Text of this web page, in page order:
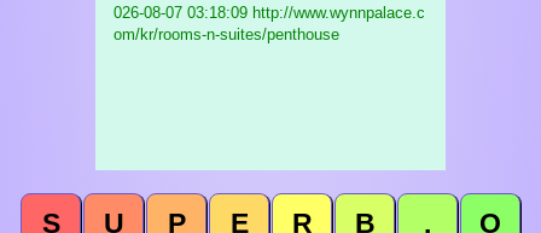
026-08-07 03:18:09 http://www.wynnpalace.c
om/kr/rooms-n-suites/penthouse
S U P E R B . O